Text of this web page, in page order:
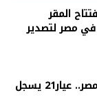
افتتاح المقر
في مصر لتصدير
سعر الذهب اليوم الثلاثاء في مصر.. عيار21 يسجل